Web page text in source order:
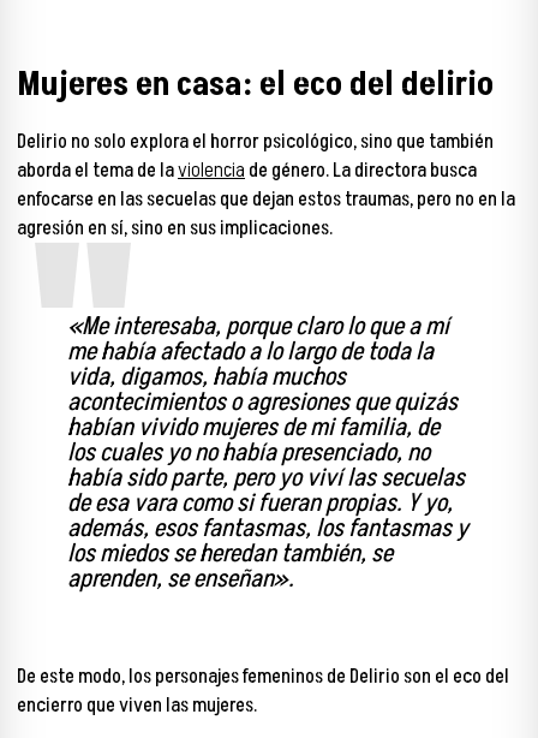
Mujeres en casa: el eco del delirio
Delirio no solo explora el horror psicológico, sino que también
aborda el tema de laviolenciade género. La directora busca
enfocarse en las secuelas que dejan estos traumas, pero no en la
agresión en sí, sino en sus implicaciones.
«Me interesaba, porque claro lo que a mí
me había afectado a lo largo de toda la
vida, digamos, había muchos
acontecimientos o agresiones que quizás
habían vivido mujeres de mi familia, de
los cuales yo no había presenciado, no
había sido parte, pero yo viví las secuelas
de esa vara como si fueran propias. Y yo,
además, esos fantasmas, los fantasmas y
los miedos se heredan también, se
aprenden, se enseñan».
De este modo, los personajes femeninos de Delirio son el eco del
encierro que viven las mujeres.